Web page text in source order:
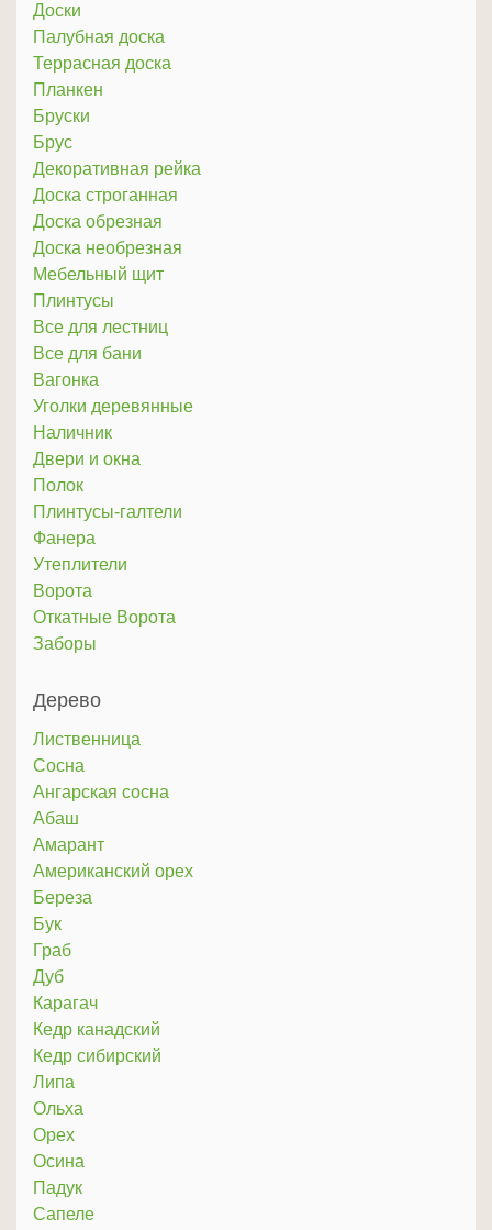
Доски
Палубная доска
Террасная доска
Планкен
Бруски
Брус
Декоративная рейка
Доска строганная
Доска обрезная
Доска необрезная
Мебельный щит
Плинтусы
Все для лестниц
Все для бани
Вагонка
Уголки деревянные
Наличник
Двери и окна
Полок
Плинтусы-галтели
Фанера
Утеплители
Ворота
Откатные Ворота
Заборы
Дерево
Лиственница
Сосна
Ангарская сосна
Абаш
Амарант
Американский орех
Береза
Бук
Граб
Дуб
Карагач
Кедр канадский
Кедр сибирский
Липа
Ольха
Орех
Осина
Падук
Сапеле